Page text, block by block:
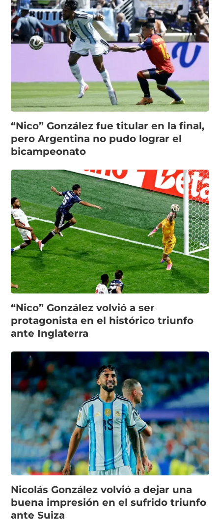
“Nico” González fue titular en la final,
pero Argentina no pudo lograr el
bicampeonato
“Nico” González volvió a ser
protagonista en el histórico triunfo
ante Inglaterra
Nicolás González volvió a dejar una
buena impresión en el sufrido triunfo
ante Suiza